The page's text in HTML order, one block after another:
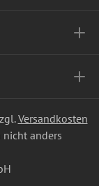
Versandkosten
anders